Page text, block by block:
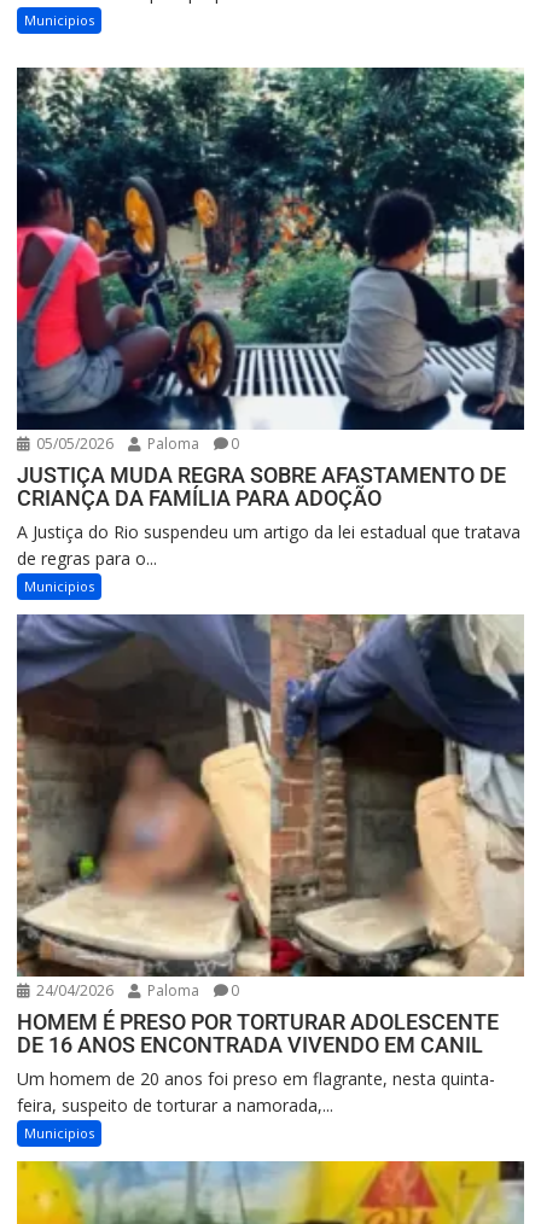
Municipios
05/05/2026 Paloma 0
JUSTIÇA MUDA REGRA SOBRE AFASTAMENTO DE
CRIANÇA DA FAMÍLIA PARA ADOÇÃO
A Justiça do Rio suspendeu um artigo da lei estadual que tratava
de regras para o...
Municipios
24/04/2026 Paloma 0
HOMEM É PRESO POR TORTURAR ADOLESCENTE
DE 16 ANOS ENCONTRADA VIVENDO EM CANIL
Um homem de 20 anos foi preso em flagrante, nesta quinta-
feira, suspeito de torturar a namorada,...
Municipios